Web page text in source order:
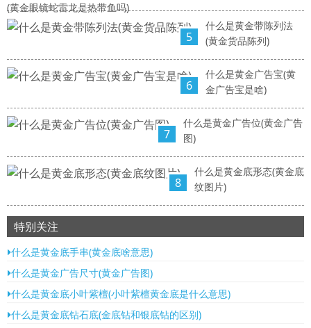
(黄金眼镜蛇雷龙是热带鱼吗)
5
什么是黄金带陈列法
(黄金货品陈列)
6
什么是黄金广告宝(黄
金广告宝是啥)
7
什么是黄金广告位(黄金广告
图)
8
什么是黄金底形态(黄金底
纹图片)
特别关注
什么是黄金底手串(黄金底啥意思)
什么是黄金广告尺寸(黄金广告图)
什么是黄金底小叶紫檀(小叶紫檀黄金底是什么意思)
什么是黄金底钻石底(金底钻和银底钻的区别)